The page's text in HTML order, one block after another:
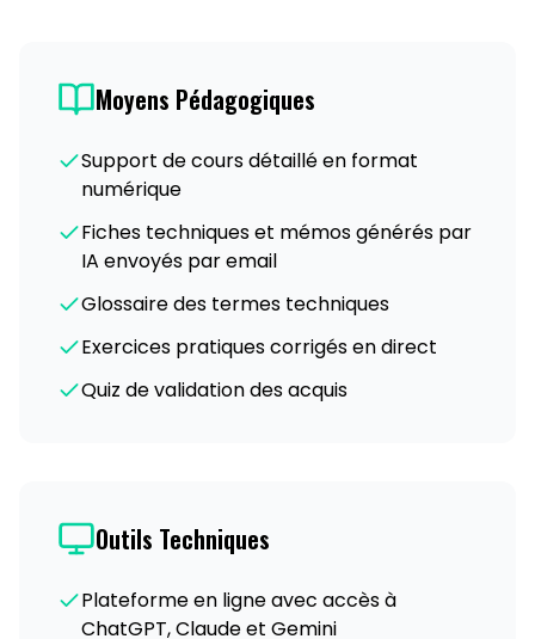
Moyens Pédagogiques
Support de cours détaillé en format
numérique
Fiches techniques et mémos générés par
IA envoyés par email
Glossaire des termes techniques
Exercices pratiques corrigés en direct
Quiz de validation des acquis
Outils Techniques
Plateforme en ligne avec accès à
ChatGPT, Claude et Gemini